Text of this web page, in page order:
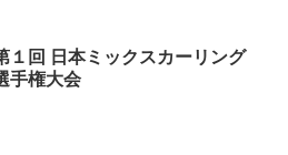
１回 日本ミックスカーリング
手権大会